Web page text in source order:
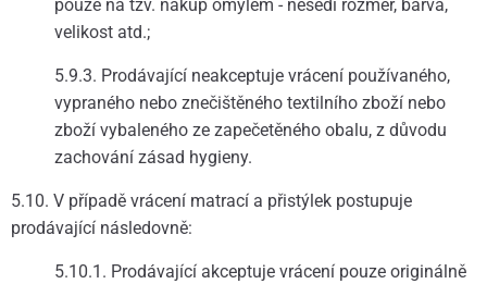
pouze na tzv. nákup omylem - nesedí rozměr, barva,
velikost atd.;
5.9.3. Prodávající neakceptuje vrácení používaného,
vypraného nebo znečištěného textilního zboží nebo
zboží vybaleného ze zapečetěného obalu, z důvodu
zachování zásad hygieny.
5.10. V případě vrácení matrací a přistýlek postupuje
prodávající následovně:
5.10.1. Prodávající akceptuje vrácení pouze originálně